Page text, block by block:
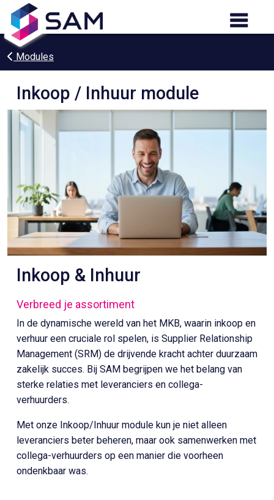
Modules
Inkoop / Inhuur module
Inkoop & Inhuur
Verbreed je assortiment
In de dynamische wereld van het MKB, waarin inkoop en
verhuur een cruciale rol spelen, is Supplier Relationship
Management (SRM) de drijvende kracht achter duurzaam
zakelijk succes. Bij SAM begrijpen we het belang van
sterke relaties met leveranciers en collega-
verhuurders.
Met onze Inkoop/Inhuur module kun je niet alleen
leveranciers beter beheren, maar ook samenwerken met
collega-verhuurders op een manier die voorheen
ondenkbaar was.